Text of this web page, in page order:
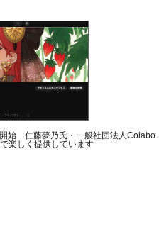
始 仁藤夢乃氏・一般社団法人Colabo
楽しく提供しています